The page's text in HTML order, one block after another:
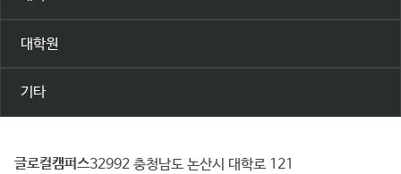
대학원
기타
건글로컬캠퍼스 32992 충청남도 논산시 대학로 121